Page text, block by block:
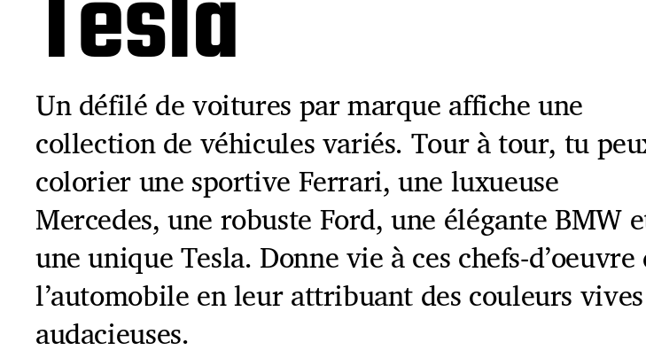
Un défilé de voitures par marque affiche une
collection de véhicules variés. Tour à tour, tu
colorier une sportive Ferrari, une luxueuse
Mercedes, une robuste Ford, une élégante BMW
une unique Tesla. Donne vie à ces chefs-d’oeuvre
l’automobile en leur attribuant des couleurs
audacieuses.